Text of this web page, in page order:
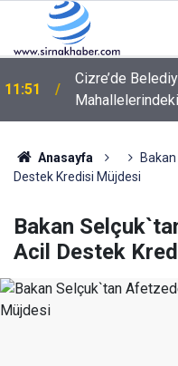
11:51
Cizre’de
Anasayfa
Destek Kredisi Müjdesi
Bakan
Acil Destek